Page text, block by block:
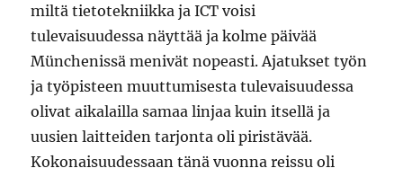
miltä tietotekniikka ja ICT voisi
tulevaisuudessa näyttää ja kolme päivää
Münchenissä menivät nopeasti. Ajatukset työn
ja työpisteen muuttumisesta tulevaisuudessa
olivat aikalailla samaa linjaa kuin itsellä ja
uusien laitteiden tarjonta oli piristävää.
Kokonaisuudessaan tänä vuonna reissu oli